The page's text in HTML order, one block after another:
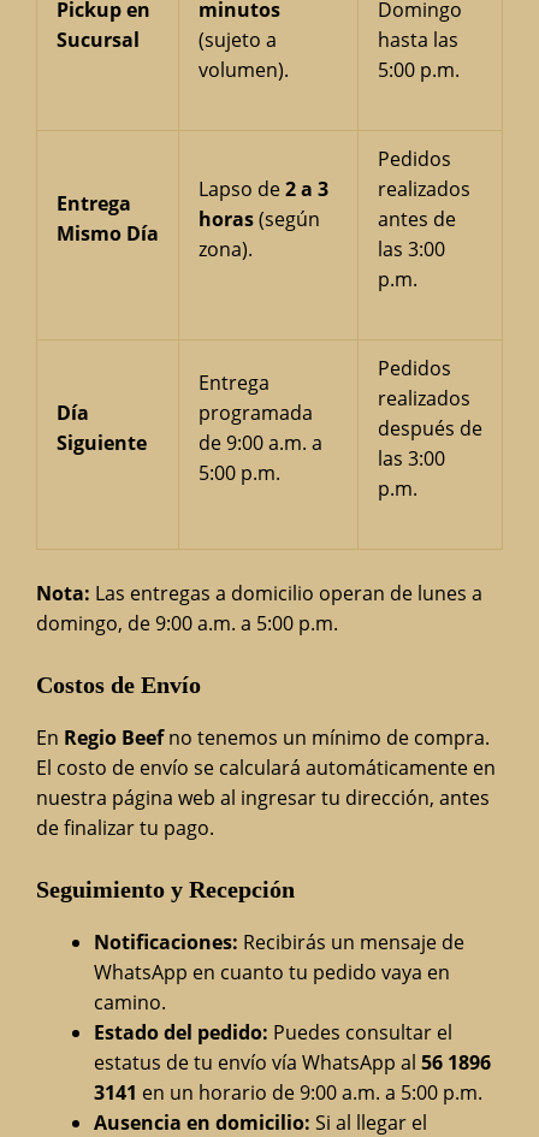
Pickup en
Sucursal
minutos
(sujeto a
volumen).
Domingo
hasta las
5:00 p.m.
Entrega
Mismo Día
Lapso de2 a 3
horas(según
zona).
Pedidos
realizados
antes de
las 3:00
p.m.
Día
Siguiente
Entrega
programada
de 9:00 a.m. a
5:00 p.m.
Pedidos
realizados
después de
las 3:00
p.m.
Nota: Las entregas a domicilio operan de lunes a
domingo, de 9:00 a.m. a 5:00 p.m.
Costos de Envío
En Regio Beefno tenemos un mínimo de compra.
El costo de envío se calculará automáticamente en
nuestra página web al ingresar tu dirección, antes
de finalizar tu pago.
Seguimiento y Recepción
Notificaciones: Recibirás un mensaje de
WhatsApp en cuanto tu pedido vaya en
camino.
Estado del pedido: Puedes consultar el
estatus de tu envío vía WhatsApp al 56 1896
3141 en un horario de 9:00 a.m. a 5:00 p.m.
Ausencia en domicilio: Si al llegar el